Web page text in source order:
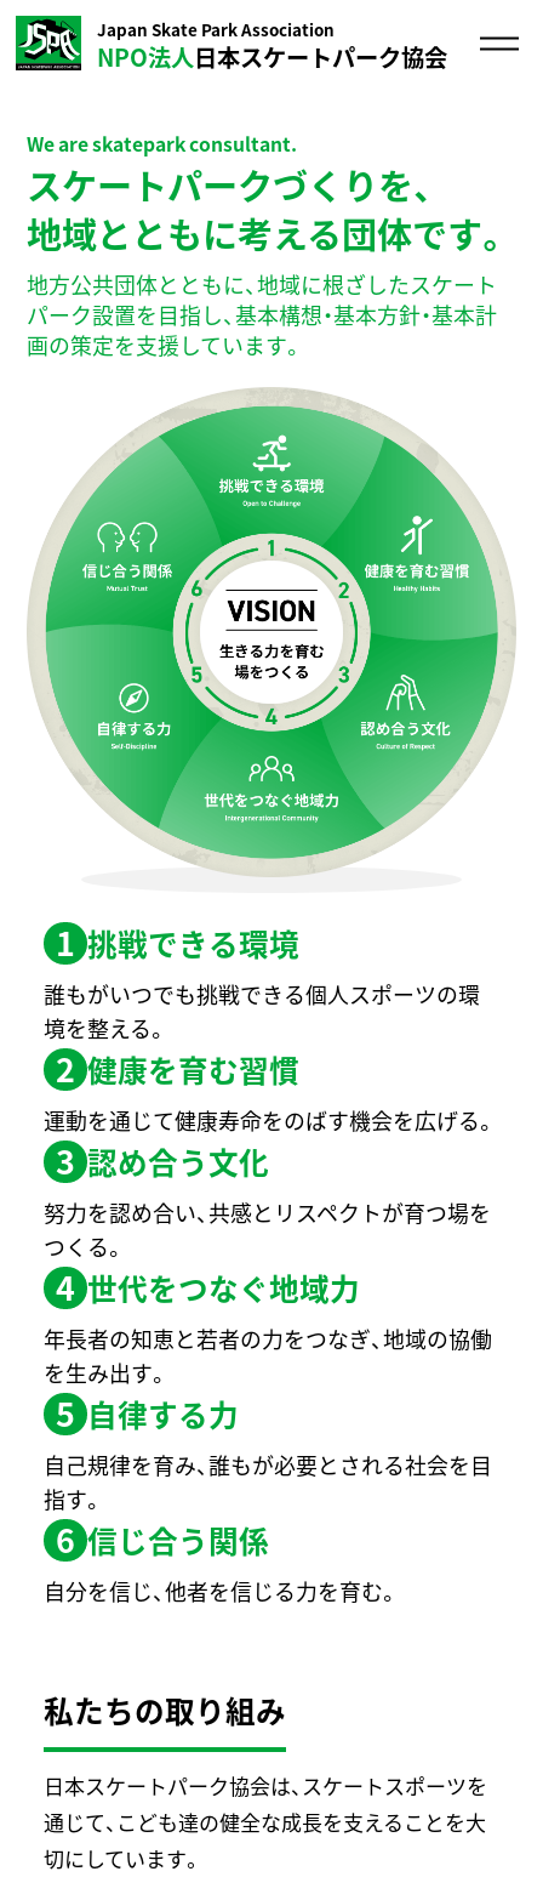
Japan Skate Park Association
NPO法人日本スケートパーク協会
We are skatepark consultant.
スケートパークづくりを、
地域とともに考える団体です。
地方公共団体とともに、地域に根ざしたスケート
パーク設置を目指し、基本構想・基本方針・基本計
画の策定を支援しています。
1 挑戦できる環境
誰もがいつでも挑戦できる個人スポーツの環
境を整える。
2 健康を育む習慣
運動を通じて健康寿命をのばす機会を広げる。
3 認め合う文化
努力を認め合い、共感とリスペクトが育つ場を
つくる。
4 世代をつなぐ地域力
年長者の知恵と若者の力をつなぎ、地域の協働
を生み出す。
5 自律する力
自己規律を育み、誰もが必要とされる社会を目
指す。
6 信じ合う関係
自分を信じ、他者を信じる力を育む。
私たちの取り組み
日本スケートパーク協会は、スケートスポーツを
通じて、こども達の健全な成長を支えることを大
切にしています。